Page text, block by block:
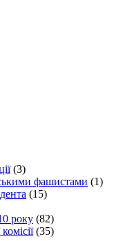
(3)
фашистами (1)
(15)
року (82)
(35)